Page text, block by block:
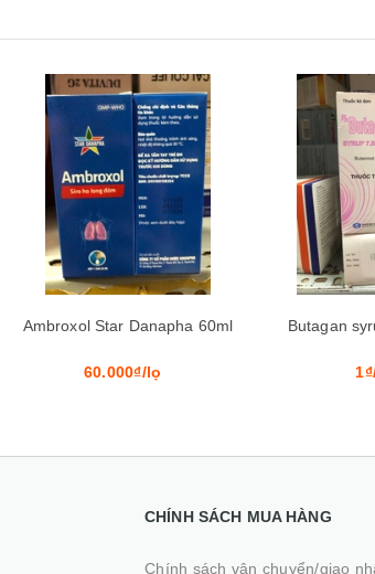
Xem nhanh
Butagan syrup 7.5mg/5ml
1₫/lọ
Mua hàng Mua hàng
CHÍNH SÁCH MUA HÀNG
Chính sách vận chuyển/giao